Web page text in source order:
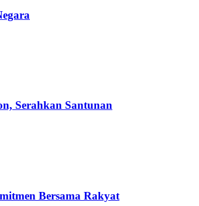
Serahkan Santunan
Bersama Rakyat